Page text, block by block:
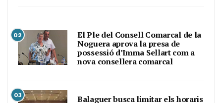
02
El Ple del Consell Comarcal de la
Noguera aprova la presa de
possessió d’Imma Sellart com a
nova consellera comarcal
03
Balaguer busca limitar els horaris